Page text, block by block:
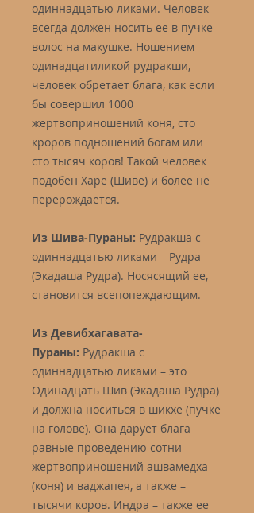
одиннадцатью ликами. Человек
всегда должен носить ее в пучке
волос на макушке. Ношением
одинадцатиликой рудракши,
человек обретает блага, как если
бы совершил 1000
жертвоприношений коня, сто
кроров подношений богам или
сто тысяч коров! Такой человек
подобен Харе (Шиве) и более не
перерождается.
Из Шива-Пураны: Рудракша с
одиннадцатью ликами – Рудра
(Экадаша Рудра). Носясящий ее,
становится всепопеждающим.
Из Девибхагавата-
Пураны: Рудракша с
одиннадцатью ликами – это
Одинадцать Шив (Экадаша Рудра)
и должна носиться в шикхе (пучке
на голове). Она дарует блага
равные проведению сотни
жертвоприношений ашвамедха
(коня) и ваджапея, а также –
тысячи коров. Индра – также ее